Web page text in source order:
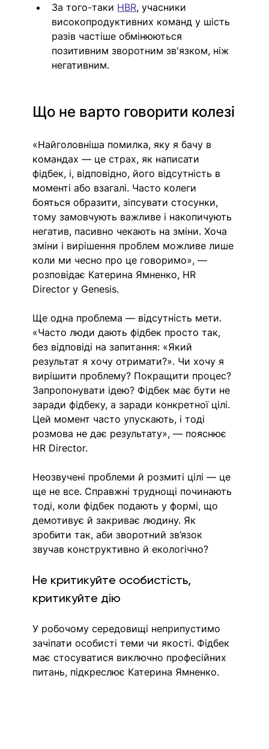
За того-таки HBR, учасники
високопродуктивних команд у шість
разів частіше обмінюються
позитивним зворотним зв'язком, ніж
негативним.
Що не варто говорити колезі
«Найголовніша помилка, яку я бачу в
командах — це страх, як написати
фідбек, і, відповідно, його відсутність в
моменті або взагалі. Часто колеги
бояться образити, зіпсувати стосунки,
тому замовчують важливе і накопичують
негатив, пасивно чекають на зміни. Хоча
зміни і вирішення проблем можливе лише
коли ми чесно про це говоримо», —
розповідає Катерина Ямненко, HR
Director у Genesis.
Ще одна проблема — відсутність мети.
«Часто люди дають фідбек просто так,
без відповіді на запитання: «Який
результат я хочу отримати?». Чи хочу я
вирішити проблему? Покращити процес?
Запропонувати ідею? Фідбек має бути не
заради фідбеку, а заради конкретної цілі.
Цей момент часто упускають, і тоді
розмова не дає результату», — пояснює
HR Director.
Неозвучені проблеми й розмиті цілі — це
ще не все. Справжні труднощі починають
тоді, коли фідбек подають у формі, що
демотивує й закриває людину. Як
зробити так, аби зворотний зв’язок
звучав конструктивно й екологічно?
Не критикуйте особистість,
критикуйте дію
У робочому середовищі неприпустимо
зачіпати особисті теми чи якості. Фідбек
має стосуватися виключно професійних
питань, підкреслює Катерина Ямненко.